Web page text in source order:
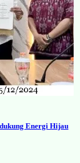
Energi Hijau